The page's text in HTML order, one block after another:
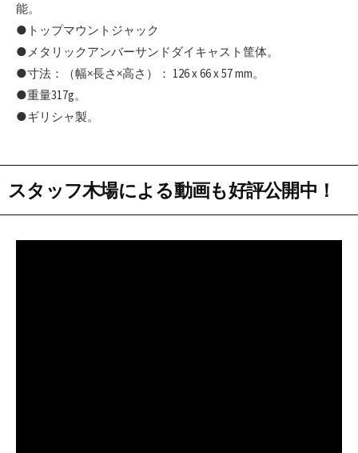
能。
●トップマウントジャック
●メタリックアンバーサンドダイキャスト筐体。
●寸法：（幅×長さ×高さ）： 126 x 66 x 57 mm。
●重量317g。
●ギリシャ製。
スタッフ木場による動画も好評公開中！